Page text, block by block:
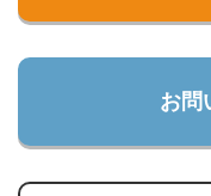
お問